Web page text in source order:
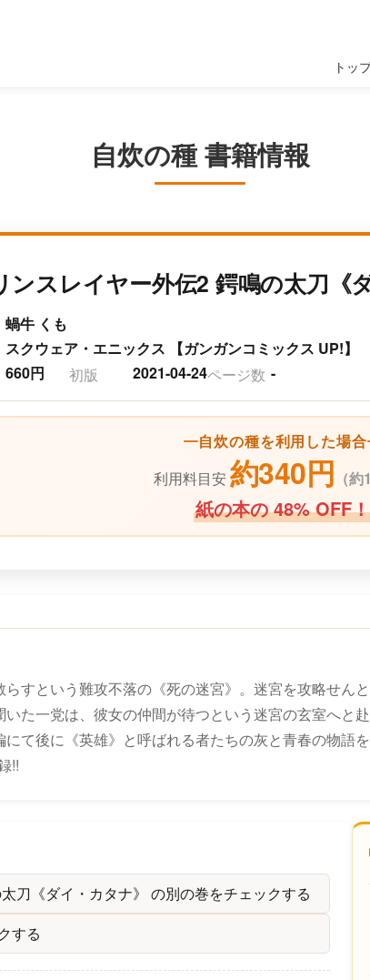
トッ
自炊の種 書籍情報
ンスレイヤー外伝2 鍔鳴の太刀《
蝸牛 くも
スクウェア・エニックス 【ガンガンコミックス UP!】
660円 初版 2021-04-24ページ数 -
自炊の種を利用した場合
利用料目安約340円 （約
紙の本の 48% OFF！
すという難攻不落の《死の迷宮》。迷宮を攻略せん
た一党は、彼女の仲間が待つという迷宮の玄室へと
て後に《英雄》と呼ばれる者たちの灰と青春の物語
!!
刀《ダイ・カタナ》 の別の巻をチェックする
する